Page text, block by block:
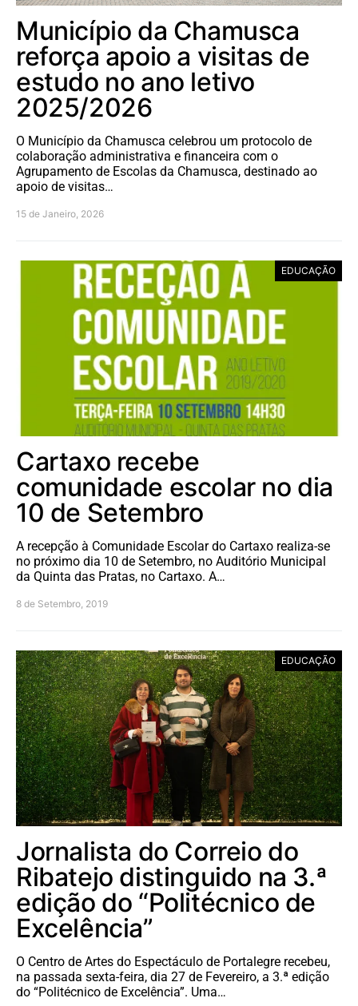
Município da Chamusca
reforça apoio a visitas de
estudo no ano letivo
2025/2026
O Município da Chamusca celebrou um protocolo de
colaboração administrativa e financeira com o
Agrupamento de Escolas da Chamusca, destinado ao
apoio de visitas…
15 de Janeiro, 2026
EDUCAÇÃO
Cartaxo recebe
comunidade escolar no dia
10 de Setembro
A recepção à Comunidade Escolar do Cartaxo realiza-se
no próximo dia 10 de Setembro, no Auditório Municipal
da Quinta das Pratas, no Cartaxo. A…
8 de Setembro, 2019
EDUCAÇÃO
Jornalista do Correio do
Ribatejo distinguido na 3.ª
edição do “Politécnico de
Excelência”
O Centro de Artes do Espectáculo de Portalegre recebeu,
na passada sexta-feira, dia 27 de Fevereiro, a 3.ª edição
do “Politécnico de Excelência”. Uma…